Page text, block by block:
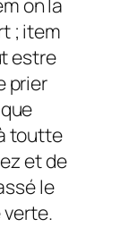
; item
estre
prier
toutte
et de
le